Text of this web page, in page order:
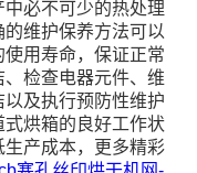
必不可少的热处理
维护保养方法可以
用寿命，保证正常
检查电器元件、维
及执行预防性维护
烘箱的良好工作状
产成本，更多精彩